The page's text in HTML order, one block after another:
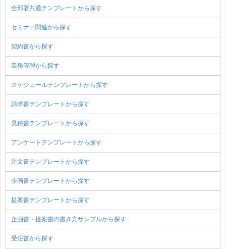
全部署共通テンプレートから探す
セミナー関連から探す
契約書から探す
業務管理から探す
スケジュールテンプレートから探す
請求書テンプレートから探す
見積書テンプレートから探す
アンケートテンプレートから探す
注文書テンプレートから探す
企画書テンプレートから探す
提案書テンプレートから探す
企画書・提案書の書き方サンプルから探す
受注書から探す